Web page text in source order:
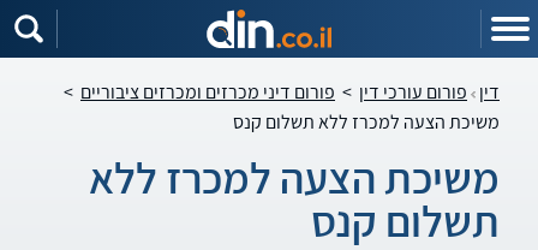
דין פורום עורכי דין > פורום דיני מכרזים ומכרזים ציבוריים >
משיכת הצעה למכרז ללא תשלום קנס
משיכת הצעה למכרז ללא
תשלום קנס